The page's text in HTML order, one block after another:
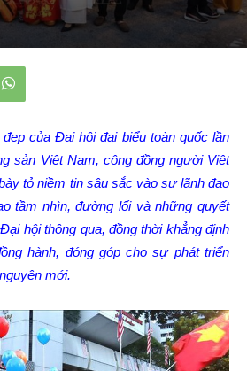
của Đại hội đại biểu toàn quốc lần
sản Việt Nam, cộng đồng người Việt
tỏ niềm tin sâu sắc vào sự lãnh đạo
tầm nhìn, đường lối và những quyết
hội thông qua, đồng thời khẳng định
hành, đóng góp cho sự phát triển
mới.